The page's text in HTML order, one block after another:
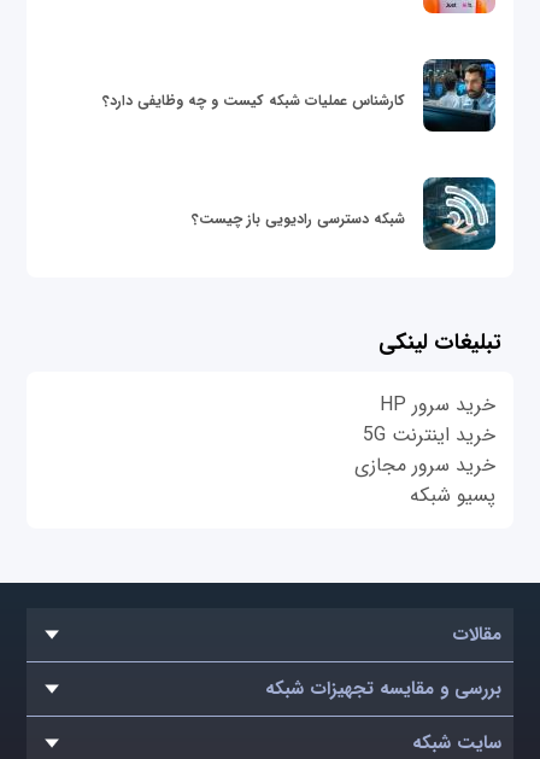
کارشناس عملیات شبکه کیست و چه وظایفی دارد؟
شبکه دسترسی رادیویی باز چیست؟
تبلیغات لینکی
خرید سرور HP
خرید اینترنت 5G
خرید سرور مجازی
پسیو شبکه
مقالات
بررسی و مقایسه تجهیزات شبکه
سایت شبکه